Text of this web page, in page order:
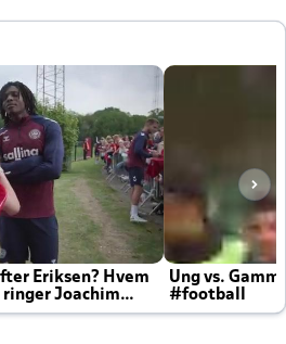
Eriksen? Hvem
Joachim
Ung vs.
#football